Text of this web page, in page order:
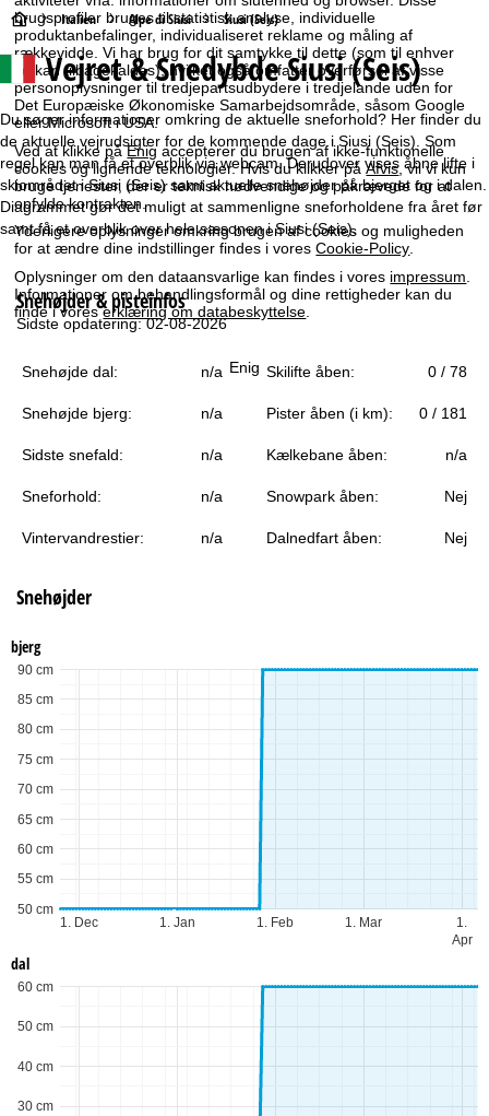
brugsprofiler bruges til statistisk analyse, individuelle
produktanbefalinger, individualiseret reklame og måling af
rækkevidde. Vi har brug for dit samtykke til dette (som til enhver
tid kan tilbagekaldes), hvilket også omfatter overførsel af visse
personoplysninger til tredjepartsudbydere i tredjelande uden for
Det Europæiske Økonomiske Samarbejdsområde, såsom Google
eller Microsoft i USA.
Ved at klikke påEnigaccepterer du brugen af ikke-funktionelle
cookies og lignende teknologier. Hvis du klikker påAfvis, vil vi kun
bruge tjenester, der er teknisk nødvendige og påkrævede for at
opfylde kontrakten.
Yderligere oplysninger omkring brugen af cookies og muligheden
for at ændre dine indstillinger findes i voresCookie-Policy
Oplysninger om den dataansvarlige kan findes i vores impressum
Informationer om behandlingsformål og dine rettigheder kan du
finde i voreserklæring om databeskyttelse
Enig
S
t
a
r
t
s
i
d
e
Italien Alpe di Siusi Siusi (Seis)
Vejret & Snedybde Siusi (Seis)
Du søger informationer omkring de aktuelle sneforhold? Her finder du
de aktuelle vejrudsigter for de kommende dage i Siusi (Seis). Som
regel kan man få et overblik via webcam. Derudover vises åbne lifte i
skiområdet i Siusi (Seis) samt aktuelle snehøjder på bjerget og i dalen.
Diagrammet gør det muligt at sammenligne sneforholdene fra året før
samt få et overblik over hele sæsonen i Siusi (Seis).
Snehøjder & pisteinfos
Sidste opdatering: 02-08-2026
Snehøjde dal: n/a Skilifte åben: 0 / 78
Snehøjde bjerg: n/a Pister åben (i km): 0 / 181
Sidste snefald: n/a Kælkebane åben: n/a
Sneforhold: n/a Snowpark åben: Nej
Vintervandrestier: n/a Dalnedfart åben: Nej
Snehøjder
bjerg
1. Dec 1. Jan 1. Feb 1. Mar
1.
Apr
50 cm
55 cm
60 cm
65 cm
70 cm
75 cm
80 cm
85 cm
90 cm
dal
30 cm
40 cm
50 cm
60 cm